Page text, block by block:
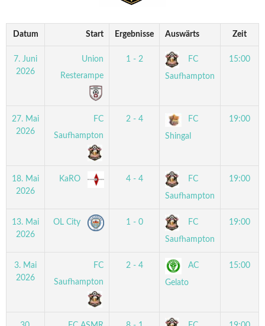
Datum Start Ergebnisse Auswärts Zeit
7. Juni
2026
Union
Resterampe
1 - 2 FC
Saufhampton
15:00
27. Mai
2026
FC
Saufhampton
2 - 4 FC
Shingal
19:00
18. Mai
2026
KaRO 4 - 4 FC
Saufhampton
19:00
13. Mai
2026
OL City 1 - 0 FC
Saufhampton
19:00
3. Mai
2026
FC
Saufhampton
2 - 4 AC
Gelato
15:00